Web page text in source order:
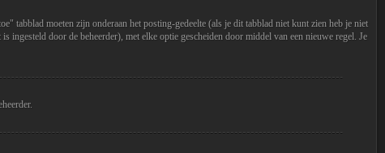
tabblad moeten zijn onderaan het posting-gedeelte (als je dit tabblad niet kunt zien heb je niet
door de beheerder), met elke optie gescheiden door middel van een nieuwe regel. Je